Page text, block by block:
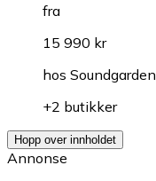
fra
15 990 kr
hos Soundgarden
+2 butikker
Hopp over innholdet
Annonse